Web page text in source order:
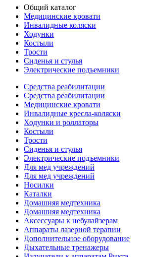
Общий каталог
Медицинские кровати
Инвалидные коляски
Ходунки
Костыли
Трости
Сиденья и стулья
Электрические подъемники
Средства реабилитации
Средства реабилитации
Медицинские кровати
Инвалидные кресла-коляски
Ходунки и роллаторы
Костыли
Трости
Сиденья и стулья
Электрические подъемники
Для мед учреждений
Для мед учреждений
Носилки
Каталки
Домашняя медтехника
Домашняя медтехника
Аксессуары к небулайзерам
Аппараты лазерной терапии
Дополнительное оборудование
Дыхательные тренажеры